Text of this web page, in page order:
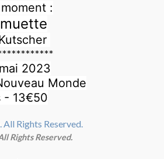
:
2023
Monde
- 13€50
Rights Reserved.